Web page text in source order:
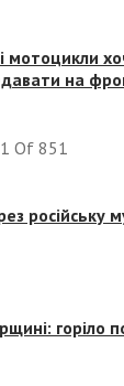
мотоцикли
на
1 Of 851
російську
горіло